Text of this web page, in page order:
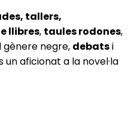
tallers,
llibres, taules rodones,
gènere negre, debatsi
un aficionat a la novel·la